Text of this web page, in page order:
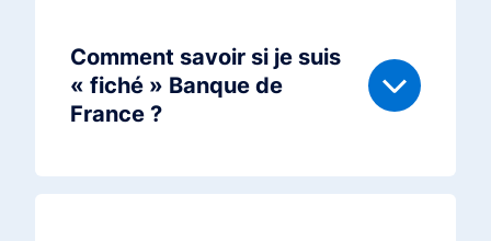
Comment savoir si je suis
« fiché » Banque de
France ?